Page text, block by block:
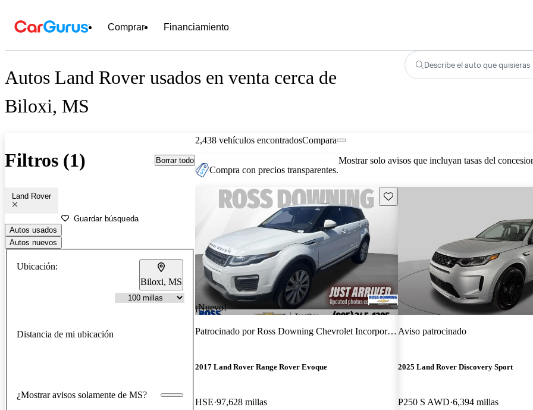
Comprar Financiamiento
Autos Land Rover usados en venta cerca de
Biloxi, MS
Describe el auto que quisieras
Filtros (1) Borrar todo
Land Rover
Guardar búsqueda
Autos usados
Autos nuevos
Ubicación:
Biloxi, MS
Distancia de mi ubicación
¿Mostrar avisos solamente de MS?
2,438 vehículos encontradosCompara
Compra con precios transparentes.
Mostrar solo avisos que incluyan tasas del
¡Nuevo!
Guarda este Aviso
Patrocinado porRoss Downing Chevrolet Incorporated
2017 Land Rover Range Rover Evoque
HSE 97,628 millas
Aviso patrocinado
2025 Land Rover Discovery Sport
P250 S AWD 6,394 millas